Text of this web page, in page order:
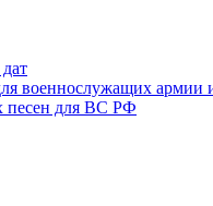
военнослужащих армии
песен для ВС РФ